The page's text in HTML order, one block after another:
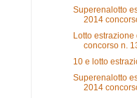
Superenalotto
2014
Lotto
concorso n.
10 e lotto
Superenalotto
2014